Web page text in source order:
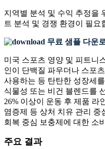
지역별 분석 및 수익 추정을
트 분석 및 경쟁 환경이 필요
무료 샘플 다운
미국 스포츠 영양 및 피트니
인이 단백질 파우더나 스포
사용하는 등 탄탄한 성장세
식물성 또는 비건 블렌드를
26% 이상이 운동 후 제품 라
염증제 등 상처 치유 관리 중
회복 중심 보충제에 대한 소
주요 결과